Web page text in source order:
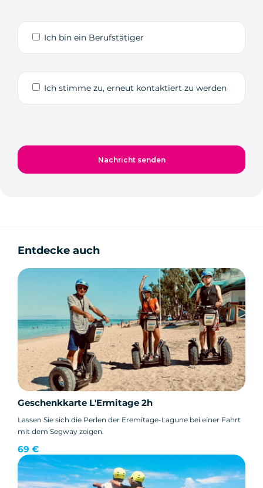
Ich bin ein Berufstätiger
Ich stimme zu, erneut kontaktiert zu werden
Entdecke auch
Geschenkkarte L'Ermitage 2h
Lassen Sie sich die Perlen der Eremitage-Lagune bei einer Fahrt
mit dem Segway zeigen.
69 €